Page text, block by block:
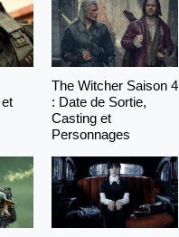
The Witcher Saison 4
: Date de Sortie,
Casting et
Personnages